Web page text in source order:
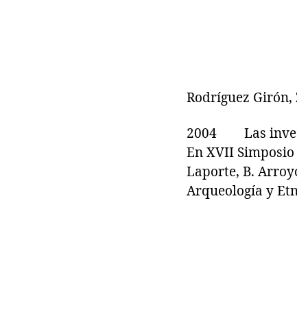
Rodríguez Girón,
2004 Las
En XVII
Laporte, B.
Arqueología y